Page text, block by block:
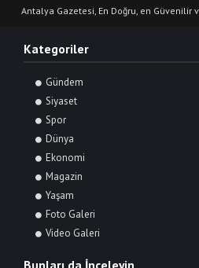
Antalya Gazetesi, En Doğru, en Güvenilir
Kategoriler
Gündem
Siyaset
Spor
Dünya
Ekonomi
Magazin
Yaşam
Foto Galeri
Video Galeri